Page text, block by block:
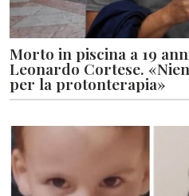
Morto in piscina a 19
Leonardo Cortese.
per la protonterapia»